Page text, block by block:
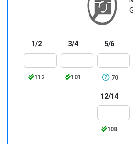
1/2
112
3/4
101
5/6
70
12/14
108